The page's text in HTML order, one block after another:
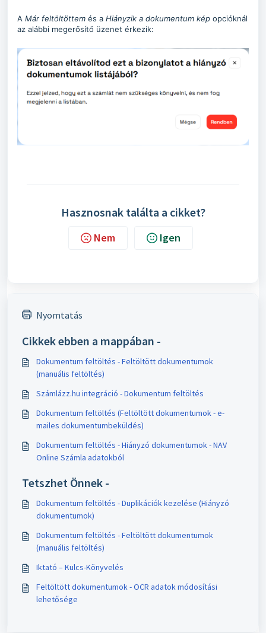
A Már feltöltöttem és a Hiányzik a dokumentum kép opcióknál
az alábbi megerősítő üzenet érkezik:
Hasznosnak találta a cikket?
Nem Igen
Nyomtatás
Cikkek ebben a mappában -
Dokumentum feltöltés - Feltöltött dokumentumok
(manuális feltöltés)
Számlázz.hu integráció - Dokumentum feltöltés
Dokumentum feltöltés (Feltöltött dokumentumok - e-
mailes dokumentumbeküldés)
Dokumentum feltöltés - Hiányzó dokumentumok - NAV
Online Számla adatokból
Tetszhet Önnek -
Dokumentum feltöltés - Duplikációk kezelése (Hiányzó
dokumentumok)
Dokumentum feltöltés - Feltöltött dokumentumok
(manuális feltöltés)
Iktató – Kulcs-Könyvelés
Feltöltött dokumentumok - OCR adatok módosítási
lehetősége